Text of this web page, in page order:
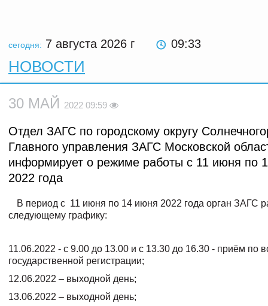
сегодня: 7 августа 2026 г 09:33
НОВОСТИ
30 МАЙ 2022 09:59
Отдел ЗАГС по городскому округу
Главного управления ЗАГС Московской
информирует о режиме работы с 11 июня по
2022 года
В период с 11 июня по 14 июня 2022 года орган ЗАГС
следующему графику:
11.06.2022 - с 9.00 до 13.00 и с 13.30 до 16.30 - приём по
государственной регистрации;
12.06.2022 – выходной день;
13.06.2022 – выходной день;